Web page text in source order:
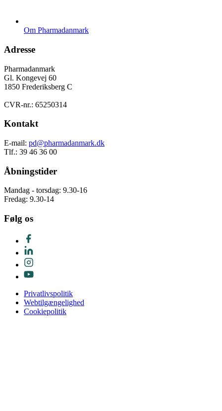
Om Pharmadanmark
Adresse
Pharmadanmark
Gl. Kongevej 60
1850 Frederiksberg C
CVR-nr.: 65250314
Kontakt
E-mail: pd@pharmadanmark.dk
Tlf.: 39 46 36 00
Åbningstider
Mandag - torsdag: 9.30-16
Fredag: 9.30-14
Følg os
Privatlivspolitik
Webtilgængelighed
Cookiepolitik